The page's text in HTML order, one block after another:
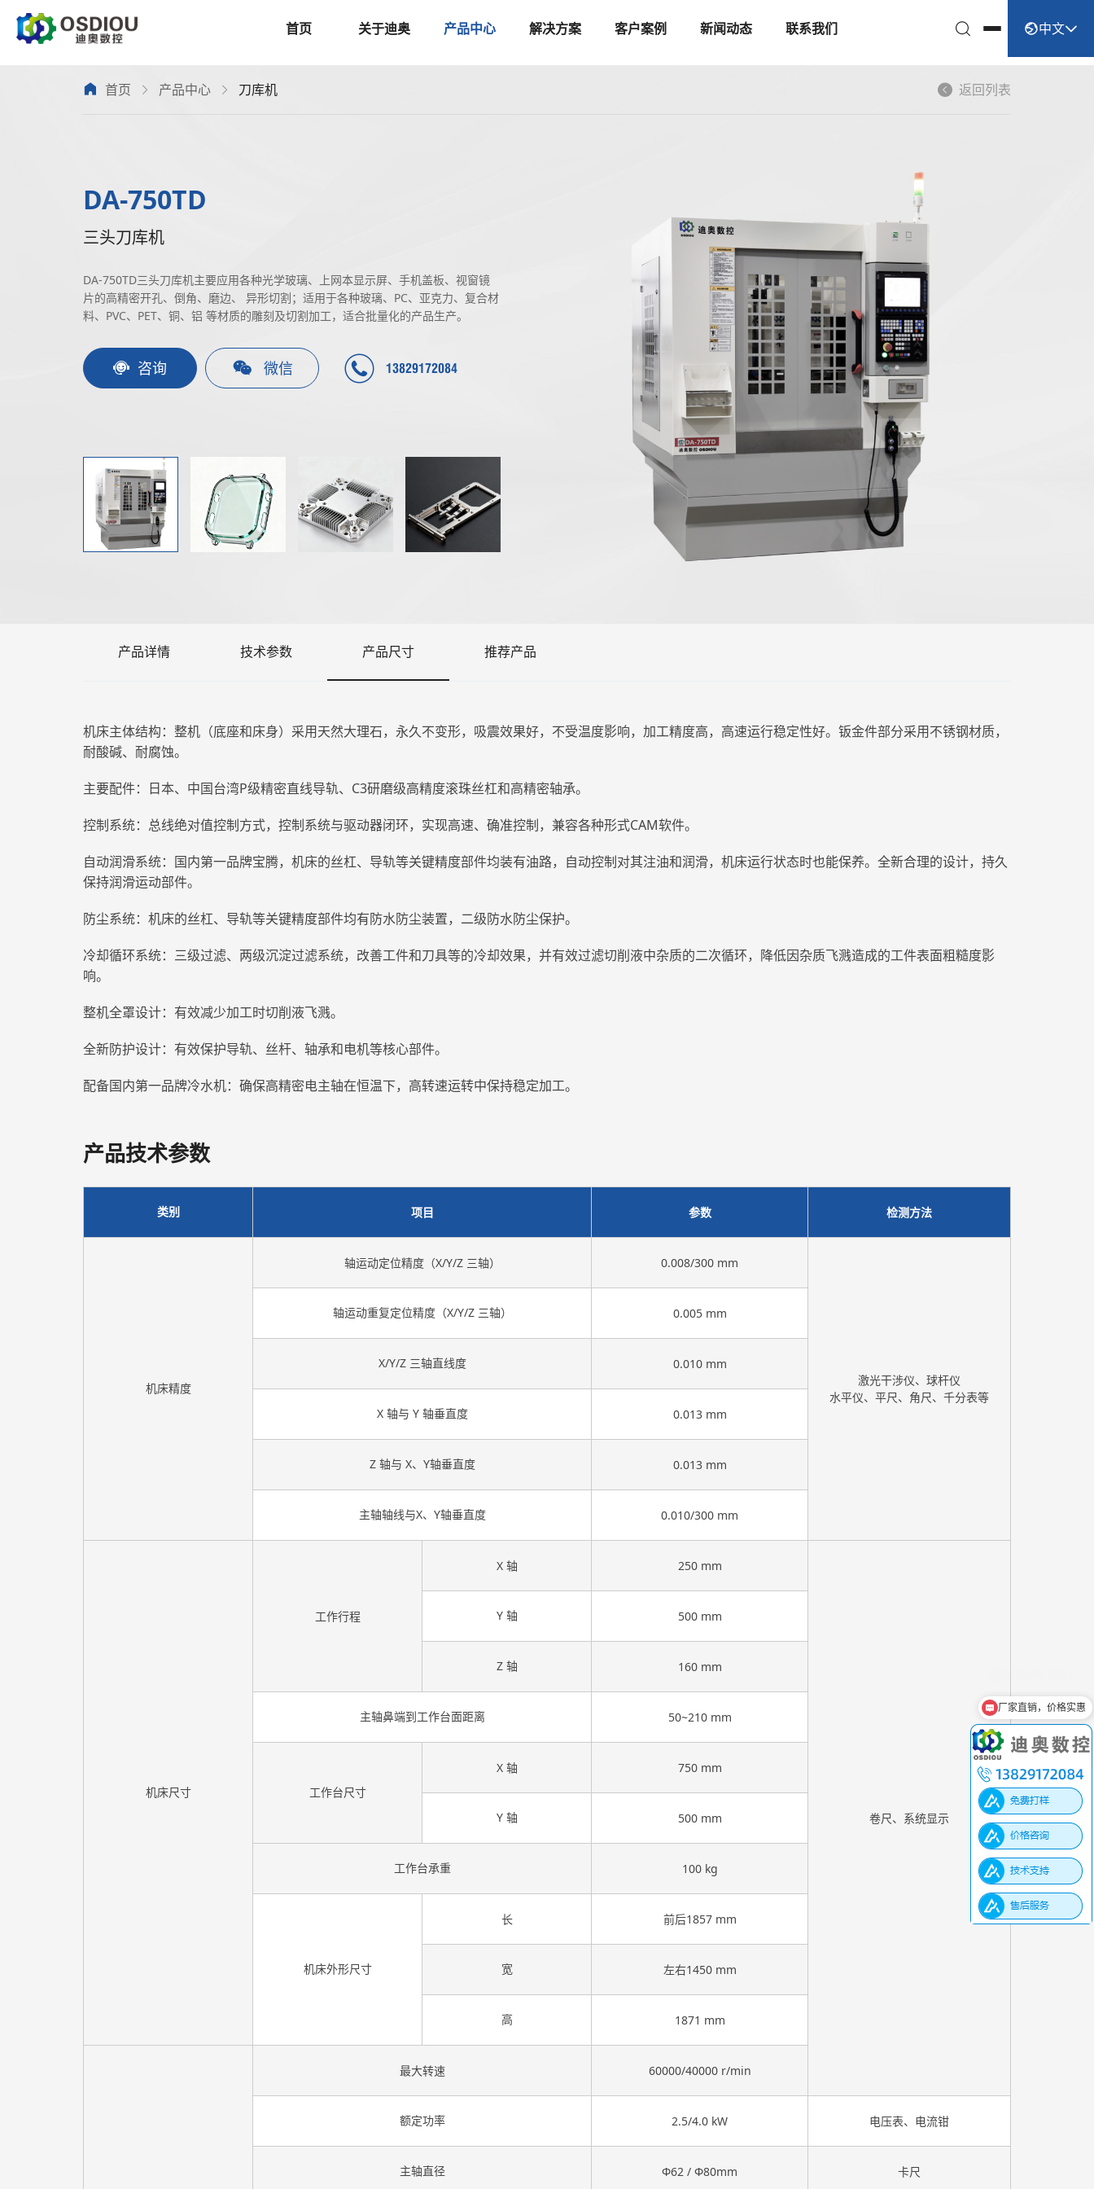
首页 关于迪奥 产品中心 解决方案 客户案例 新闻动态 联系我们 中文
首页 产品中心 刀库机 返回列表
DA-750TD
三头刀库机
DA-750TD三头刀库机主要应用各种光学玻璃、上网本显示屏、手机盖板、视窗镜
片的高精密开孔、倒角、磨边、 异形切割；适用于各种玻璃、PC、亚克力、复合材
料、PVC、PET、铜、铝 等材质的雕刻及切割加工，适合批量化的产品生产。
咨询 微信 13829172084
产品详情 技术参数 产品尺寸 推荐产品
机床主体结构：整机（底座和床身）采用天然大理石，永久不变形，吸震效果好，不受温度影响，加工精度高，高速运行稳定性好。钣金件部分采用不锈钢材质，
耐酸碱、耐腐蚀。
主要配件：日本、中国台湾P级精密直线导轨、C3研磨级高精度滚珠丝杠和高精密轴承。
控制系统：总线绝对值控制方式，控制系统与驱动器闭环，实现高速、确准控制，兼容各种形式CAM软件。
自动润滑系统：国内第一品牌宝腾，机床的丝杠、导轨等关键精度部件均装有油路，自动控制对其注油和润滑，机床运行状态时也能保养。全新合理的设计，持久
保持润滑运动部件。
防尘系统：机床的丝杠、导轨等关键精度部件均有防水防尘装置，二级防水防尘保护。
冷却循环系统：三级过滤、两级沉淀过滤系统，改善工件和刀具等的冷却效果，并有效过滤切削液中杂质的二次循环，降低因杂质飞溅造成的工件表面粗糙度影
响。
整机全罩设计：有效减少加工时切削液飞溅。
全新防护设计：有效保护导轨、丝杆、轴承和电机等核心部件。
配备国内第一品牌冷水机：确保高精密电主轴在恒温下，高转速运转中保持稳定加工。
产品技术参数
类别 项目 参数 检测方法
机床精度
轴运动定位精度（X/Y/Z 三轴） 0.008/300 mm
激光干涉仪、球杆仪
水平仪、平尺、角尺、千分表等
轴运动重复定位精度（X/Y/Z 三轴） 0.005 mm
X/Y/Z 三轴直线度 0.010 mm
X 轴与 Y 轴垂直度 0.013 mm
Z 轴与 X、Y轴垂直度 0.013 mm
主轴轴线与X、Y轴垂直度 0.010/300 mm
机床尺寸
工作行程
X 轴 250 mm
卷尺、系统显示
Y 轴 500 mm
Z 轴 160 mm
主轴鼻端到工作台面距离 50~210 mm
工作台尺寸
X 轴 750 mm
Y 轴 500 mm
工作台承重 100 kg
机床外形尺寸
长 前后1857 mm
宽 左右1450 mm
高 1871 mm
最大转速 60000/40000 r/min
额定功率 2.5/4.0 kW 电压表、电流钳
主轴直径 Φ62 / Φ80mm 卡尺
厂家直销，价格实惠